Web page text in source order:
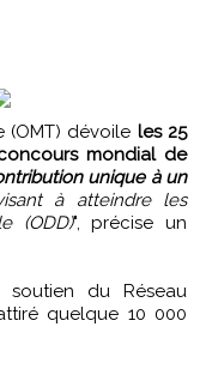
(OMT) dévoile les 25
mondial de
unique à un
à atteindre les
(ODD)", précise un
du Réseau
quelque 10 000